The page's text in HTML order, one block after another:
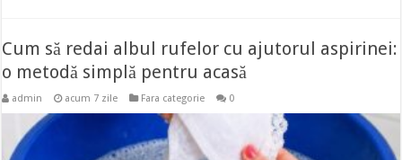
Cum să redai albul rufelor cu ajutorul aspirinei:
o metodă simplă pentru acasă
admin acum 7 zile Fara categorie 0